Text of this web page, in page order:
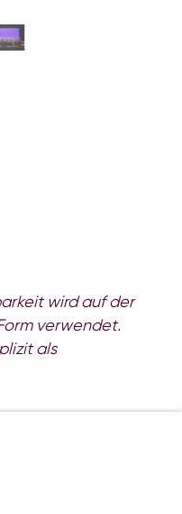
wird auf der
verwendet.
als